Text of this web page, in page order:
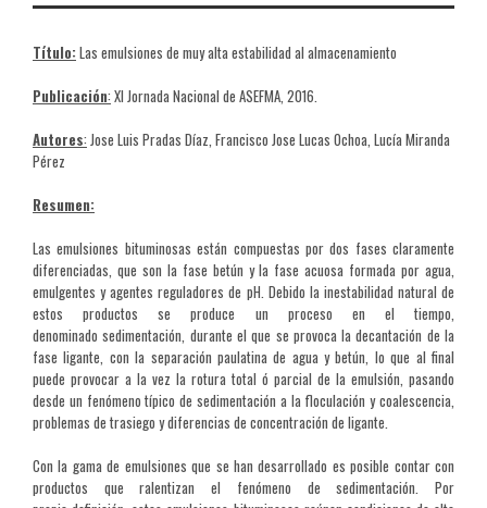
Título: Las emulsiones de muy alta estabilidad al almacenamiento
Publicación: XI Jornada Nacional de ASEFMA, 2016.
Autores: Jose Luis Pradas Díaz, Francisco Jose Lucas Ochoa, Lucía Miranda
Pérez
Resumen:
Las emulsiones bituminosas están compuestas por dos fases claramente
diferenciadas, que son la fase betún y la fase acuosa formada por agua,
emulgentes y agentes reguladores de pH. Debido la inestabilidad natural de
estos productos se produce un proceso en el tiempo,
denominado sedimentación, durante el que se provoca la decantación de la
fase ligante, con la separación paulatina de agua y betún, lo que al final
puede provocar a la vez la rotura total ó parcial de la emulsión, pasando
desde un fenómeno típico de sedimentación a la floculación y coalescencia,
problemas de trasiego y diferencias de concentración de ligante.
Con la gama de emulsiones que se han desarrollado es posible contar con
productos que ralentizan el fenómeno de sedimentación. Por